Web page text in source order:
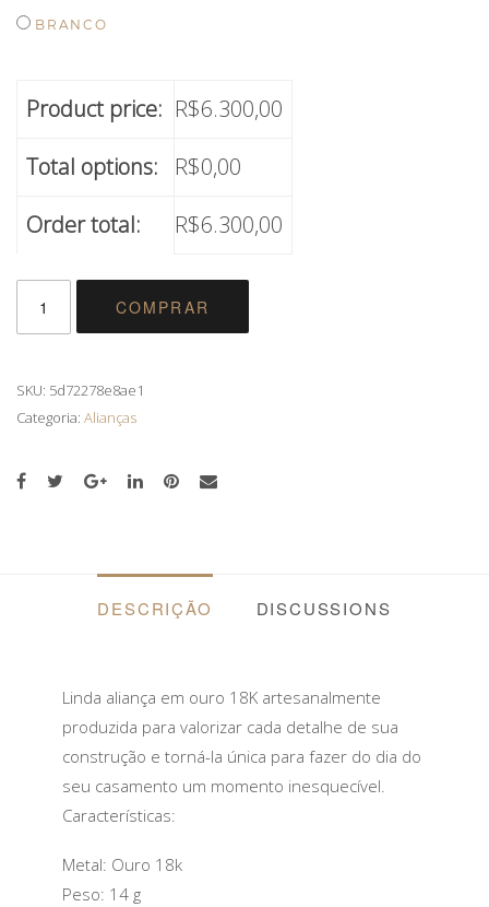
BRANCO
Product price: R$6.300,00
Total options:
R$0,00
Order total:
R$6.300,00
ALIANÇAS
14
DE
18K
COMPRAR
SKU: 5d72278e8ae1
Categoria: Alianças
DESCRIÇÃO DISCUSSIONS
Linda aliança em ouro 18K artesanalmente
produzida para valorizar cada detalhe de sua
construção e torná-la única para fazer do dia do
seu casamento um momento inesquecível.
Características:
Metal: Ouro 18k
Peso: 14 g